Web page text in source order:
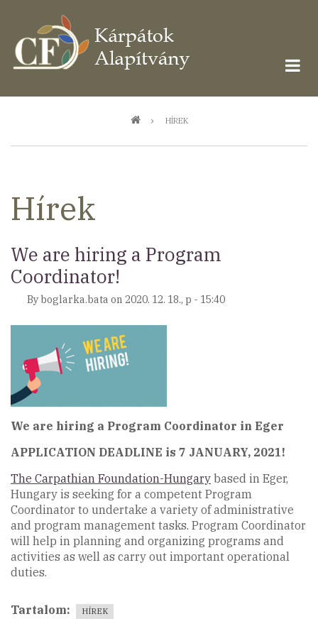
tartalomra
HÍREK
Hírek
We are hiring a Program
Coordinator!
By boglarka.bata on 2020. 12. 18., p - 15:40
We are hiring a Program Coordinator in Eger
APPLICATION DEADLINE is 7 JANUARY, 2021!
The Carpathian Foundation-Hungary based in Eger,
Hungary is seeking for a competent Program
Coordinator to undertake a variety of administrative
and program management tasks. Program Coordinator
will help in planning and organizing programs and
activities as well as carry out important operational
duties.
Tartalom HÍREK